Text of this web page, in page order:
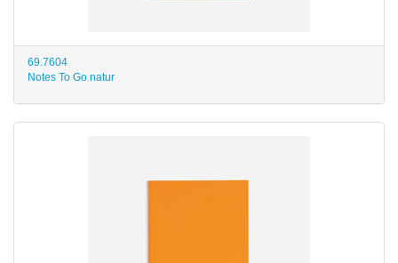
69.7604
Notes To Go natur